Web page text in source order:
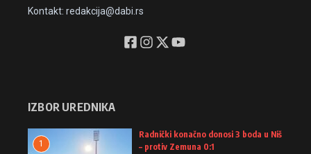
Kontakt: redakcija@dabi.rs
IZBOR UREDNIKA
1
Radnički konačno donosi 3 boda u Niš
– protiv Zemuna 0:1